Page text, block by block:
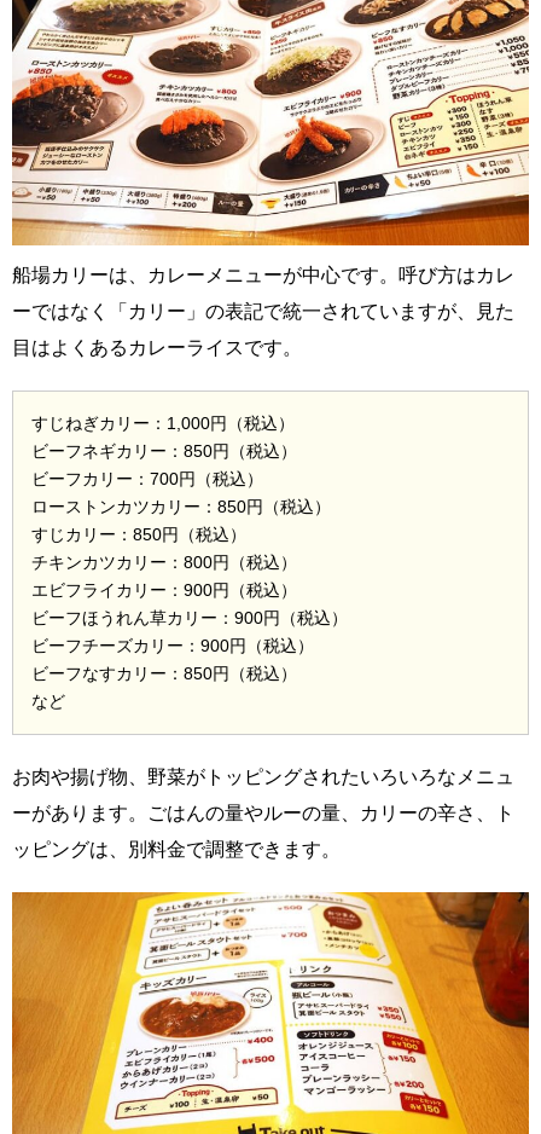
船場カリーは、カレーメニューが中心です。呼び方はカレ
ーではなく「カリー」の表記で統一されていますが、見た
目はよくあるカレーライスです。
すじねぎカリー：1,000円（税込）
ビーフネギカリー：850円（税込）
ビーフカリー：700円（税込）
ローストンカツカリー：850円（税込）
すじカリー：850円（税込）
チキンカツカリー：800円（税込）
エビフライカリー：900円（税込）
ビーフほうれん草カリー：900円（税込）
ビーフチーズカリー：900円（税込）
ビーフなすカリー：850円（税込）
など
お肉や揚げ物、野菜がトッピングされたいろいろなメニュ
ーがあります。ごはんの量やルーの量、カリーの辛さ、ト
ッピングは、別料金で調整できます。